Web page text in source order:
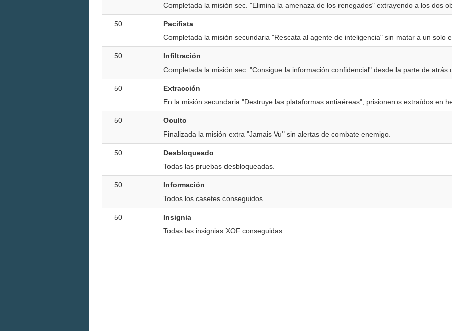
Completada la misión sec. "Elimina la amenaza de los renegados" extrayendo a los dos
50
Pacifista
Completada la misión secundaria "Rescata al agente de inteligencia" sin matar a un solo
50
Infiltración
Completada la misión sec. "Consigue la información confidencial" desde la parte de atrás
50
Extracción
En la misión secundaria "Destruye las plataformas antiaéreas", prisioneros extraídos en
50
Oculto
Finalizada la misión extra "Jamais Vu" sin alertas de combate enemigo.
50
Desbloqueado
Todas las pruebas desbloqueadas.
50
Información
Todos los casetes conseguidos.
50
Insignia
Todas las insignias XOF conseguidas.